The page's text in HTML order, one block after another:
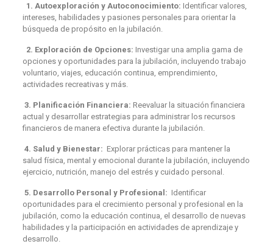
1. Autoexploración y Autoconocimiento: Identificar valores,
intereses, habilidades y pasiones personales para orientar la
búsqueda de propósito en la jubilación.
2. Exploración de Opciones: Investigar una amplia gama de
opciones y oportunidades para la jubilación, incluyendo trabajo
voluntario, viajes, educación continua, emprendimiento,
actividades recreativas y más.
3. Planificación Financiera: Reevaluar la situación financiera
actual y desarrollar estrategias para administrar los recursos
financieros de manera efectiva durante la jubilación.
4. Salud y Bienestar: Explorar prácticas para mantener la
salud física, mental y emocional durante la jubilación, incluyendo
ejercicio, nutrición, manejo del estrés y cuidado personal.
5. Desarrollo Personal y Profesional: Identificar
oportunidades para el crecimiento personal y profesional en la
jubilación, como la educación continua, el desarrollo de nuevas
habilidades y la participación en actividades de aprendizaje y
desarrollo.